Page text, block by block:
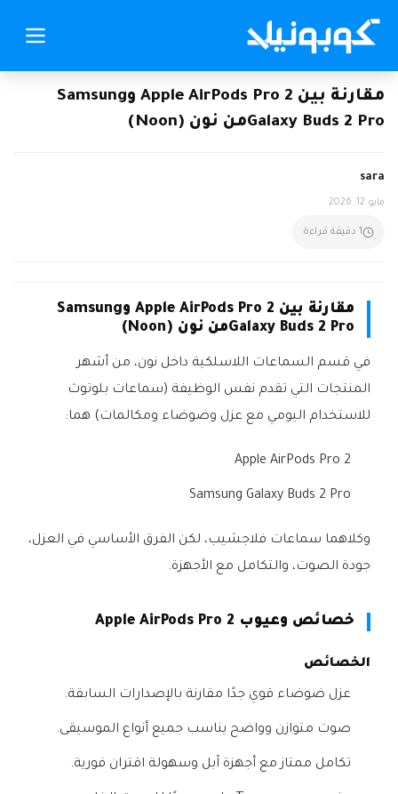
مقارنة بين Apple AirPods Pro 2 وSamsung
Galaxy Buds 2 Proمن نون (Noon)
sara
مايو 12, 2026
1 دقيقة قراءة
مقارنة بين Apple AirPods Pro 2 وSamsung
Galaxy Buds 2 Proمن نون (Noon)
في قسم السماعات اللاسلكية داخل نون، من أشهر
المنتجات التي تقدم نفس الوظيفة (سماعات بلوتوث
للاستخدام اليومي مع عزل وضوضاء ومكالمات) هما:
Apple AirPods Pro 2
Samsung Galaxy Buds 2 Pro
وكلاهما سماعات فلاجشيب، لكن الفرق الأساسي في العزل،
جودة الصوت، والتكامل مع الأجهزة.
خصائص وعيوب Apple AirPods Pro 2
الخصائص
عزل ضوضاء قوي جدًا مقارنة بالإصدارات السابقة.
صوت متوازن وواضح يناسب جميع أنواع الموسيقى.
تكامل ممتاز مع أجهزة آبل وسهولة اقتران فورية.